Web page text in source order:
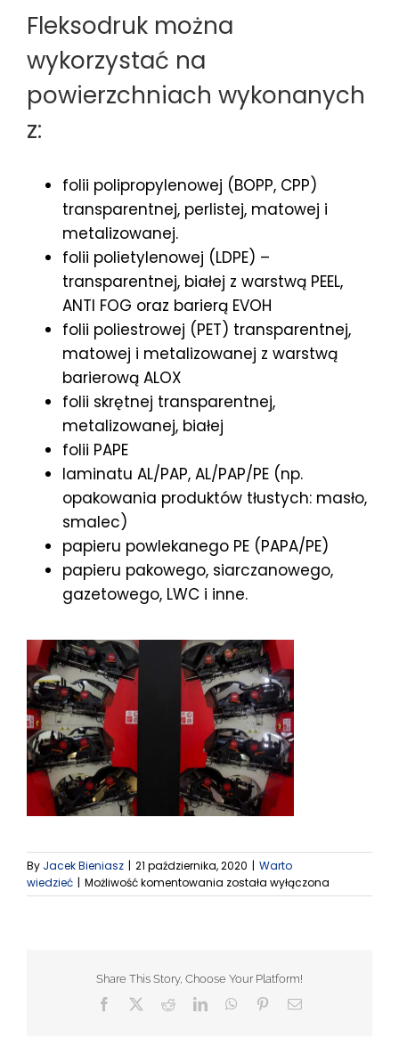
Fleksodruk można
wykorzystać na
powierzchniach wykonanych
z:
folii polipropylenowej (BOPP, CPP)
transparentnej, perlistej, matowej i
metalizowanej.
folii polietylenowej (LDPE) –
transparentnej, białej z warstwą PEEL,
ANTI FOG oraz barierą EVOH
folii poliestrowej (PET) transparentnej,
matowej i metalizowanej z warstwą
barierową ALOX
folii skrętnej transparentnej,
metalizowanej, białej
folii PAPE
laminatu AL/PAP, AL/PAP/PE (np.
opakowania produktów tłustych: masło,
smalec)
papieru powlekanego PE (PAPA/PE)
papieru pakowego, siarczanowego,
gazetowego, LWC i inne.
By Jacek Bieniasz | 21 października, 2020 | Warto
wiedzieć | Możliwość komentowania Technologia
druku
została wyłączona
Share This Story, Choose Your Platform!
Facebook RedditLinkedInWhatsApp
PinterestEmail